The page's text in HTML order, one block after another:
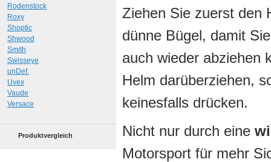
Ziehen Sie zuerst den
dünne Bügel, damit
auch wieder abziehen
Helm darüberziehen,
keinesfalls drücken.
Nicht nur durch eine
Motorsport für mehr
Rodenstock
Roxy
Shoptic
Shwood
Smith
Swisseye
unDef.
Uvex
Vaude
Versace
Produktvergleich